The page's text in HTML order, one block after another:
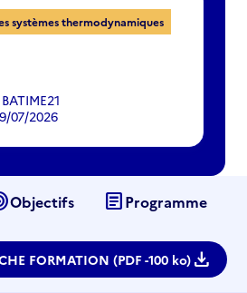
systèmes thermodynamiques
à jour le : 29/07/2026
Objectifs articleProgramme
FORMATION (PDF -100 ko) download